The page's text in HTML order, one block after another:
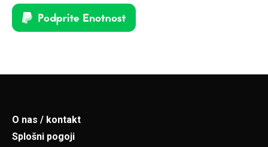
O nas / kontakt
Splošni pogoji